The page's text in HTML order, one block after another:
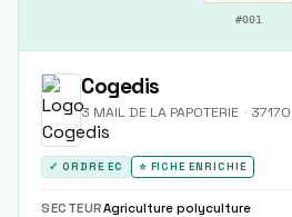
#001
Cogedis
3 MAIL DE LA PAPOTERIE · 37170
✓ ORDRE EC ⭐ FICHE ENRICHIE
SECTEURAgriculture polyculture